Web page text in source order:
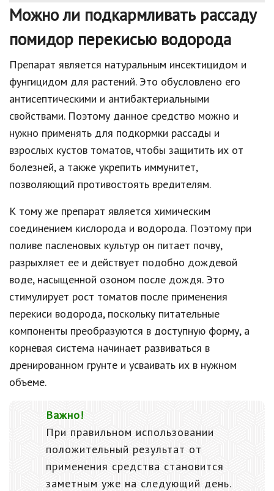
Можно ли подкармливать рассаду
помидор перекисью водорода
Препарат является натуральным инсектицидом и
фунгицидом для растений. Это обусловлено его
антисептическими и антибактериальными
свойствами. Поэтому данное средство можно и
нужно применять для подкормки рассады и
взрослых кустов томатов, чтобы защитить их от
болезней, а также укрепить иммунитет,
позволяющий противостоять вредителям.
К тому же препарат является химическим
соединением кислорода и водорода. Поэтому при
поливе пасленовых культур он питает почву,
разрыхляет ее и действует подобно дождевой
воде, насыщенной озоном после дождя. Это
стимулирует рост томатов после применения
перекиси водорода, поскольку питательные
компоненты преобразуются в доступную форму, а
корневая система начинает развиваться в
дренированном грунте и усваивать их в нужном
объеме.
Важно!
При правильном использовании
положительный результат от
применения средства становится
заметным уже на следующий день.